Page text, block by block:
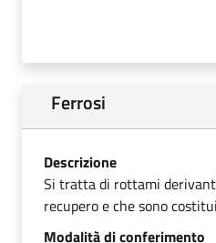
Ferrosi
Descrizione
Si tratta di rottami
recupero e che sono
Modalità di conferimento